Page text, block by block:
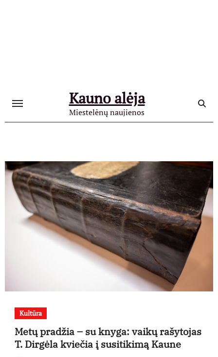
Kauno alėja
Miestelėnų naujienos
Kultūra
Metų pradžia – su knyga: vaikų rašytojas
T. Dirgėla kviečia į susitikimą Kaune